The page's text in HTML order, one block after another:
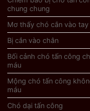
chung chung
Mơ thấy chó cắn vào tay
Bị cắn vào chân
Bối cảnh chó tấn công
máu
Mộng chó tấn công
máu
Chó dại tấn công